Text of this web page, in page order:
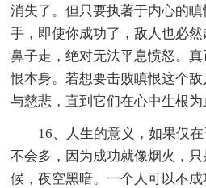
消失了。但只要执著于内心的
手，即使你成功了，敌人也必
鼻子走，绝对无法平息愤怒。
恨本身。若想要击败瞋恨这个
与慈悲，直到它们在心中生根为
16、人生的意义，如果仅在
不会多，因为成功就像烟火，
候，夜空黑暗。一个人可以不